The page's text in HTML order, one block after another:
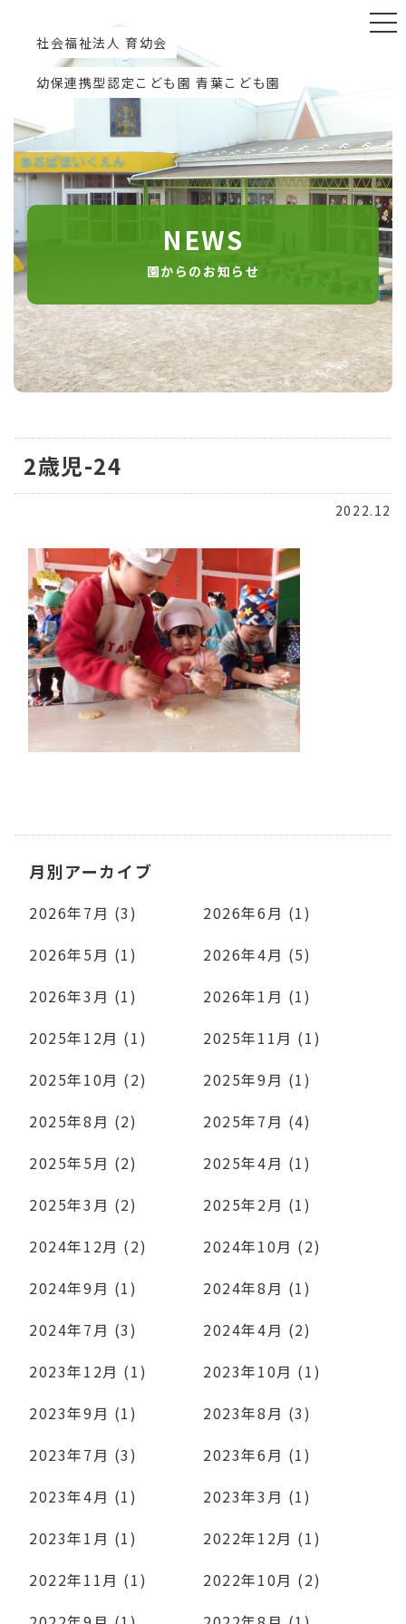
社会福祉法人 育幼会
幼保連携型認定こども園 青葉こども園
NEWS
園からのお知らせ
2歳児-24
2022.12
月別アーカイブ
2026年7月 (3)
2026年6月 (1)
2026年5月 (1)
2026年4月 (5)
2026年3月 (1)
2026年1月 (1)
2025年12月 (1)
2025年11月 (1)
2025年10月 (2)
2025年9月 (1)
2025年8月 (2)
2025年7月 (4)
2025年5月 (2)
2025年4月 (1)
2025年3月 (2)
2025年2月 (1)
2024年12月 (2)
2024年10月 (2)
2024年9月 (1)
2024年8月 (1)
2024年7月 (3)
2024年4月 (2)
2023年12月 (1)
2023年10月 (1)
2023年9月 (1)
2023年8月 (3)
2023年7月 (3)
2023年6月 (1)
2023年4月 (1)
2023年3月 (1)
2023年1月 (1)
2022年12月 (1)
2022年11月 (1)
2022年10月 (2)